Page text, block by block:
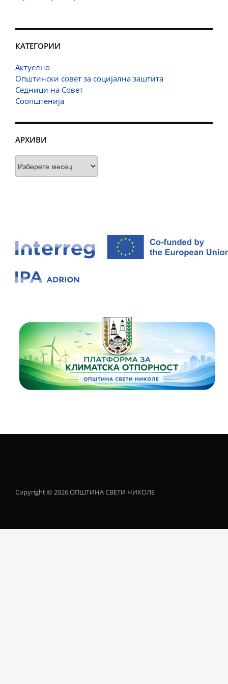
КАТЕГОРИИ
Актуелно
Општински совет за социјална заштита
Седници на Совет
Соопштенија
АРХИВИ
Copyright © 2026 ОПШТИНА СВЕТИ НИКОЛЕ